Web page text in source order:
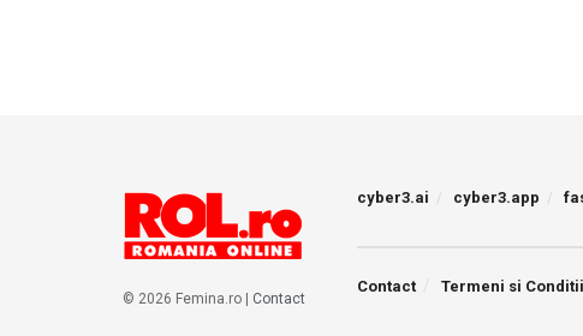
© 2026 Femina.ro | Contact
cyber3.ai cyber3.app
Contact Termeni si Conditii